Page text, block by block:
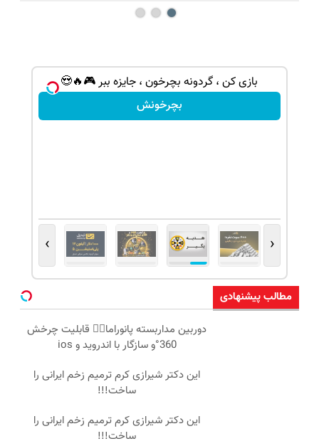
بازی کن ، گردونه بچرخون ، جایزه ببر 🎮🔥😍
بچرخونش
‹
›
مطالب پیشنهادی
دوربین مداربسته پانوراما👈🏻 قابلیت چرخش
360°و سازگار با اندروید و ios
این دکتر شیرازی کرم ترمیم زخم ایرانی را
ساخت!!!
این دکتر شیرازی کرم ترمیم زخم ایرانی را
ساخت!!!